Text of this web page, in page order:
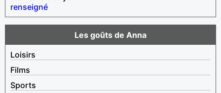
renseigné
Les goûts de Anna
Loisirs
Films
Sports